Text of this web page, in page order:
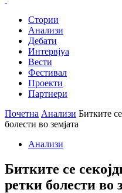
Стории
Анализи
Дебати
Интервјуа
Вести
Фестивал
Проекти
Партнери
Почетна Анализи Битките
болести во земјата
Анализи
Битките се
ретки болести во